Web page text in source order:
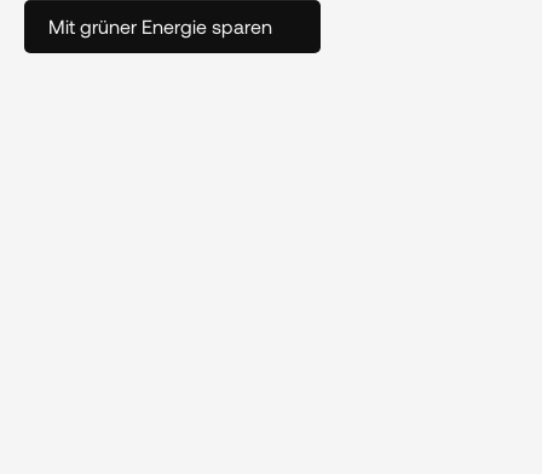
Mit grüner Energie sparen